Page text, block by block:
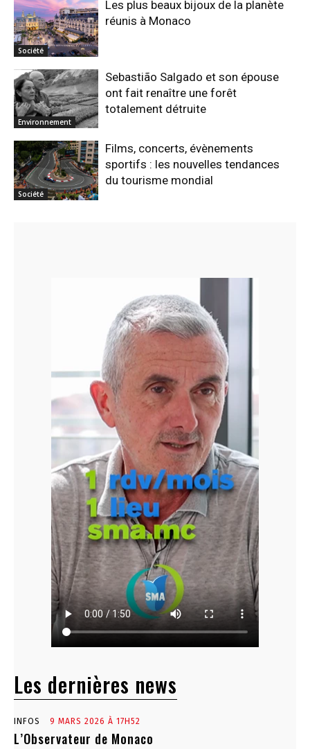
Société
Les plus beaux bijoux de la planète
réunis à Monaco
Environnement
Sebastião Salgado et son épouse
ont fait renaître une forêt
totalement détruite
Société
Films, concerts, évènements
sportifs : les nouvelles tendances
du tourisme mondial
Les dernières news
INFOS 9 MARS 2026 À 17H52
L’Observateur de Monaco